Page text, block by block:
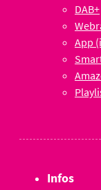
DAB+
App
Infos